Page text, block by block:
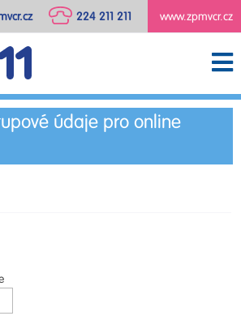
www.zpmvcr.cz
224 211 211
údaje pro online